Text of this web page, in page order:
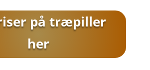
på træpiller
her